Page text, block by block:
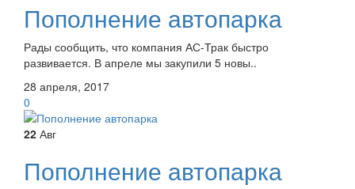
Пополнение автопарка
Рады сообщить, что компания АС-Трак быстро
развивается. В апреле мы закупили 5 новы..
28 апреля, 2017
0
22 Авг
Пополнение автопарка